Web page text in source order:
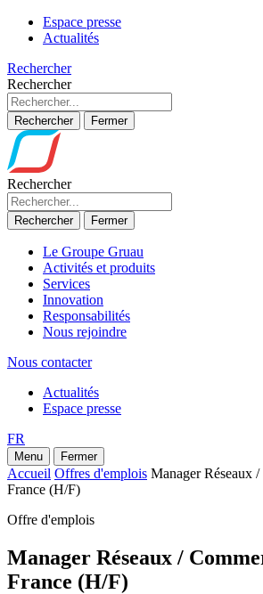
Espace presse
Actualités
Rechercher
Rechercher
Rechercher Fermer
Rechercher
Rechercher Fermer
Le Groupe Gruau
Activités et produits
Services
Innovation
Responsabilités
Nous rejoindre
Nous contacter
Actualités
Espace presse
FR
Menu Fermer
Accueil Offres d'emplois Manager Réseaux
France (H/F)
Offre d'emplois
Manager Réseaux /
France (H/F)